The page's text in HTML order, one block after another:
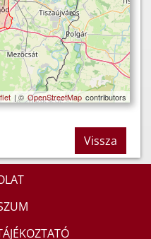
| © OpenStreetMap contributors
Vissza